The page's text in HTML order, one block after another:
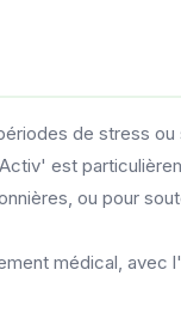
de stress
est
ou pour
médical,